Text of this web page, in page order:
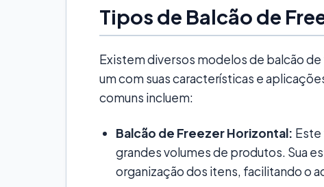
Tipos de Balcão de
Existem diversos modelos de balcão
um com suas características e
comuns incluem:
Balcão de Freezer Horizontal: Este
grandes volumes de produtos. Sua
organização dos itens, facilitando o